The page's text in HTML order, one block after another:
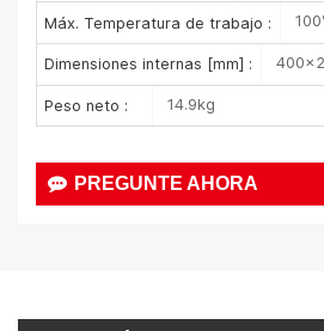
Máx. Temperatura de trabajo :
Dimensiones internas [mm] :
Peso neto : 14.9kg
PREGUNTE AHORA